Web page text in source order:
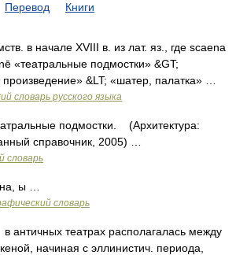
Перевод Книги
в начале XVIII в. из лат. яз., где scaena
«театральные подмостки» &GT;
произведение» &LT; «шатер, палатка» …
словарь русского языка
подмостки. (Архитектура:
справочник, 2005) …
словарь
ы …
словарь
театрах располагалась между
начиная с эллинистич. периода,